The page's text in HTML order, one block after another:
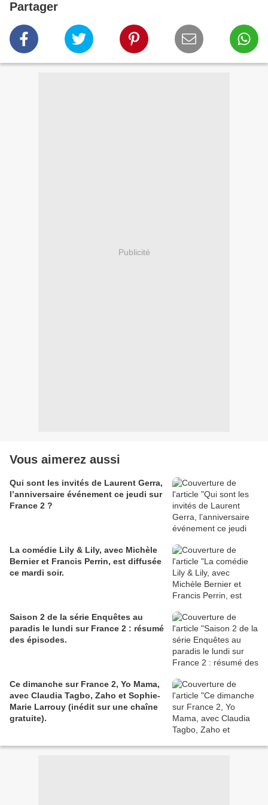
Partager
Publicité
Vous aimerez aussi
Qui sont les invités de Laurent Gerra,
l’anniversaire événement ce jeudi sur
France 2 ?
La comédie Lily & Lily, avec Michèle
Bernier et Francis Perrin, est diffusée
ce mardi soir.
Saison 2 de la série Enquêtes au
paradis le lundi sur France 2 : résumé
des épisodes.
Ce dimanche sur France 2, Yo Mama,
avec Claudia Tagbo, Zaho et Sophie-
Marie Larrouy (inédit sur une chaîne
gratuite).